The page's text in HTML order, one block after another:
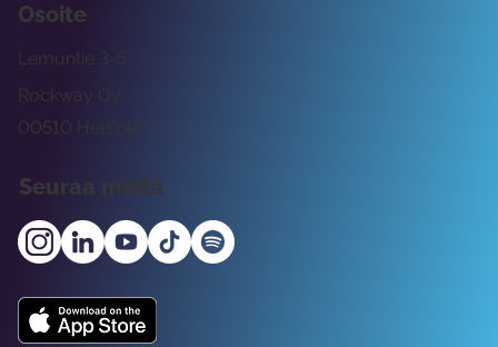
Osoite
Rockway Oy
Lemuntie 3-5
00510 Helsinki
Seuraa meitä